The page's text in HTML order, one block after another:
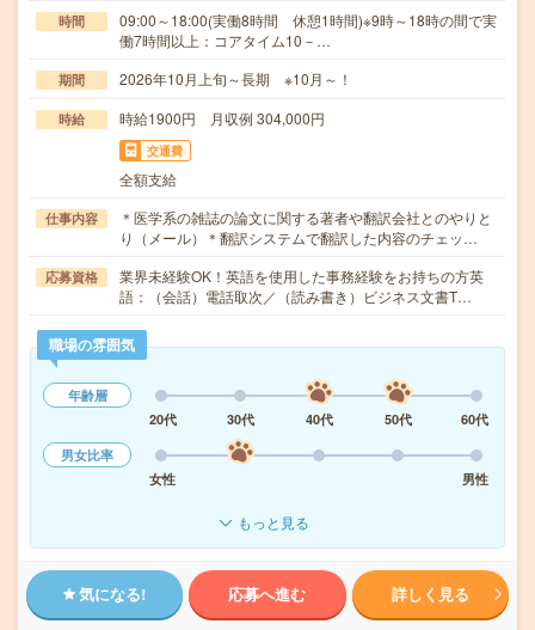
時間
09:00～18:00(実働8時間 休憩1時間)※9時～18時の間で実
働7時間以上：コアタイム10－…
期間 2026年10月上旬～長期 ※10月～！
時給 時給1900円 月収例 304,000円
交通費
全額支給
仕事内容
＊医学系の雑誌の論文に関する著者や翻訳会社とのやりと
り（メール）＊翻訳システムで翻訳した内容のチェッ…
応募資格
業界未経験OK！英語を使用した事務経験をお持ちの方英
語：（会話）電話取次／（読み書き）ビジネス文書T…
職場の雰囲気
年齢層
20代
30代 40代 50代
60代
男女比率
女性
男性
もっと見る
気になる! 応募へ進む 詳しく見る